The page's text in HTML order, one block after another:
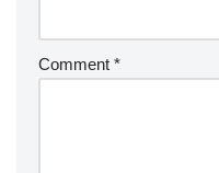
Comment *